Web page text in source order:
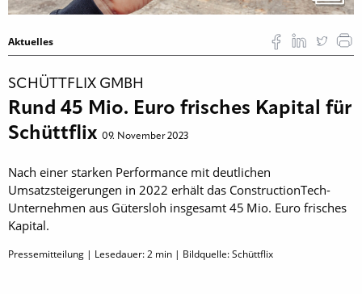
Aktuelles
SCHÜTTFLIX GMBH
Rund 45 Mio. Euro frisches Kapital für
Schüttflix 09. November 2023
Nach einer starken ­Performance mit deutlichen
Umsatzsteigerungen in 2022 erhält das ConstructionTech-
Unternehmen aus Gütersloh insgesamt 45 Mio. Euro frisches
Kapital.
Pressemitteilung | Lesedauer:2 min | Bildquelle: Schüttflix